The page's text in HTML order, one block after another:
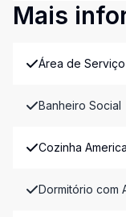
Mais
Área de Serviço
Banheiro Social
Cozinha
Dormitório com